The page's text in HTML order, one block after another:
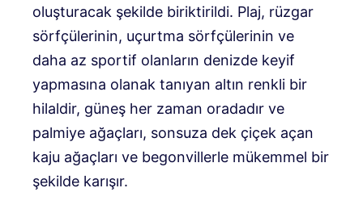
oluşturacak şekilde biriktirildi. Plaj, rüzgar
sörfçülerinin, uçurtma sörfçülerinin ve
daha az sportif olanların denizde keyif
yapmasına olanak tanıyan altın renkli bir
hilaldir, güneş her zaman oradadır ve
palmiye ağaçları, sonsuza dek çiçek açan
kaju ağaçları ve begonvillerle mükemmel bir
şekilde karışır.